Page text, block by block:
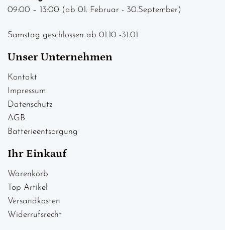
09:00 – 13:00 (ab 01. Februar - 30.September)
Samstag geschlossen ab 01.10 -31.01
Unser Unternehmen
Kontakt
Impressum
Datenschutz
AGB
Batterieentsorgung
Ihr Einkauf
Warenkorb
Top Artikel
Versandkosten
Widerrufsrecht